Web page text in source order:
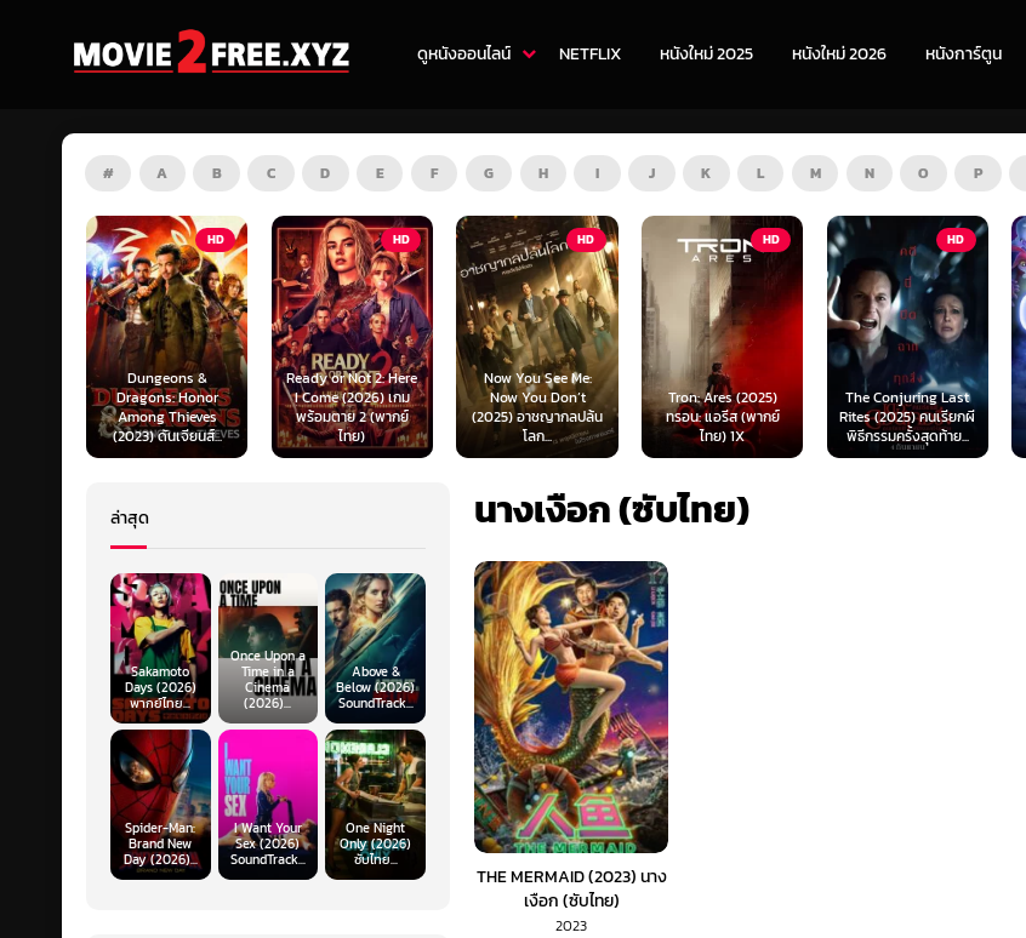
ดูหนังออนไลน์ NETFLIX หนังใหม่ 2025 หนังใหม่ 2026 หนังการ์ตูน
# A B C D E F G H I J K L M N O P
HD
Ready or Not 2: Here
I Come (2026) เกม
พร้อมตาย 2 (พากย์
ไทย)
HD
Now You See Me:
Now You Don’t
(2025) อาชญากลปล้น
โลก...
HD
Tron: Ares (2025)
ทรอน: แอรีส (พากย์
ไทย) 1X
HD
The Conjuring Last
Rites (2025) คนเรียกผี
พิธีกรรมครั้งสุดท้าย...
HD
Elio (2025) เอลิโอ
(พากย์ไทย)
นางเงือก (ซับไทย)
THE MERMAID (2023) นาง
เงือก (ซับไทย)
2023
ล่าสุด
Sakamoto
Days (2026)
พากย์ไทย...
Once Upon a
Time in a
Cinema
(2026)...
Above &
Below (2026)
SoundTrack...
Spider-Man:
Brand New
Day (2026)...
I Want Your
Sex (2026)
SoundTrack...
One Night
Only (2026)
ซับไทย...